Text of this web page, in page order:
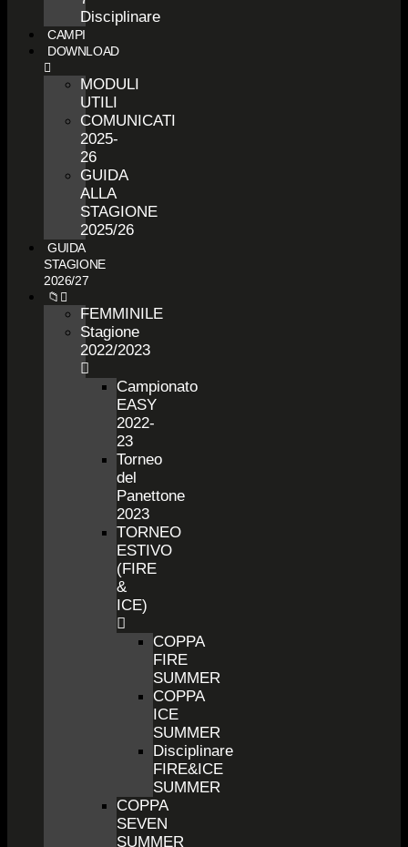
Disciplinare
CAMPI
DOWNLOAD
MODULI
UTILI
COMUNICATI
2025-
26
GUIDA
ALLA
STAGIONE
2025/26
GUIDA
STAGIONE
2026/27
📁
FEMMINILE
Stagione
2022/2023
Campionato
EASY
2022-
23
Torneo
del
Panettone
2023
TORNEO
ESTIVO
(FIRE
&
ICE)
COPPA
FIRE
SUMMER
COPPA
ICE
SUMMER
Disciplinare
FIRE&ICE
SUMMER
COPPA
SEVEN
SUMMER